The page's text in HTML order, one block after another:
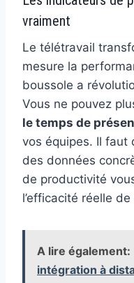
vraiment
Le télétravail
mesure la
boussole a
Vous ne pouvez
le temps de
vos équipes. Il faut
des données
de productivité
l’efficacité réelle
A lire également:
intégration à